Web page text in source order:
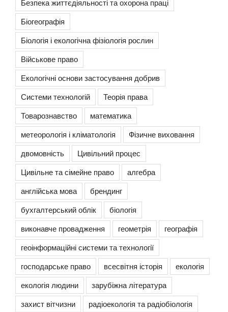
Безпека життєдіяльності та охорона праці
Біогеографія
Біологія і екологічна фізіологія рослин
Військове право
Екологічні основи застосування добрив
Системи технологій
Теорія права
Товарознавство
математика
метеорологія і кліматологія
Фізичне виховання
двомовність
Цивільний процес
Цивільне та сімейне право
алгебра
англійська мова
брендинг
бухгалтерський облік
біологія
виконавче провадження
геометрія
географія
геоінформаційні системи та технології
господарське право
всесвітня історія
екологія
екологія людини
зарубіжна література
захист вітчизни
радіоекологія та радіобіологія